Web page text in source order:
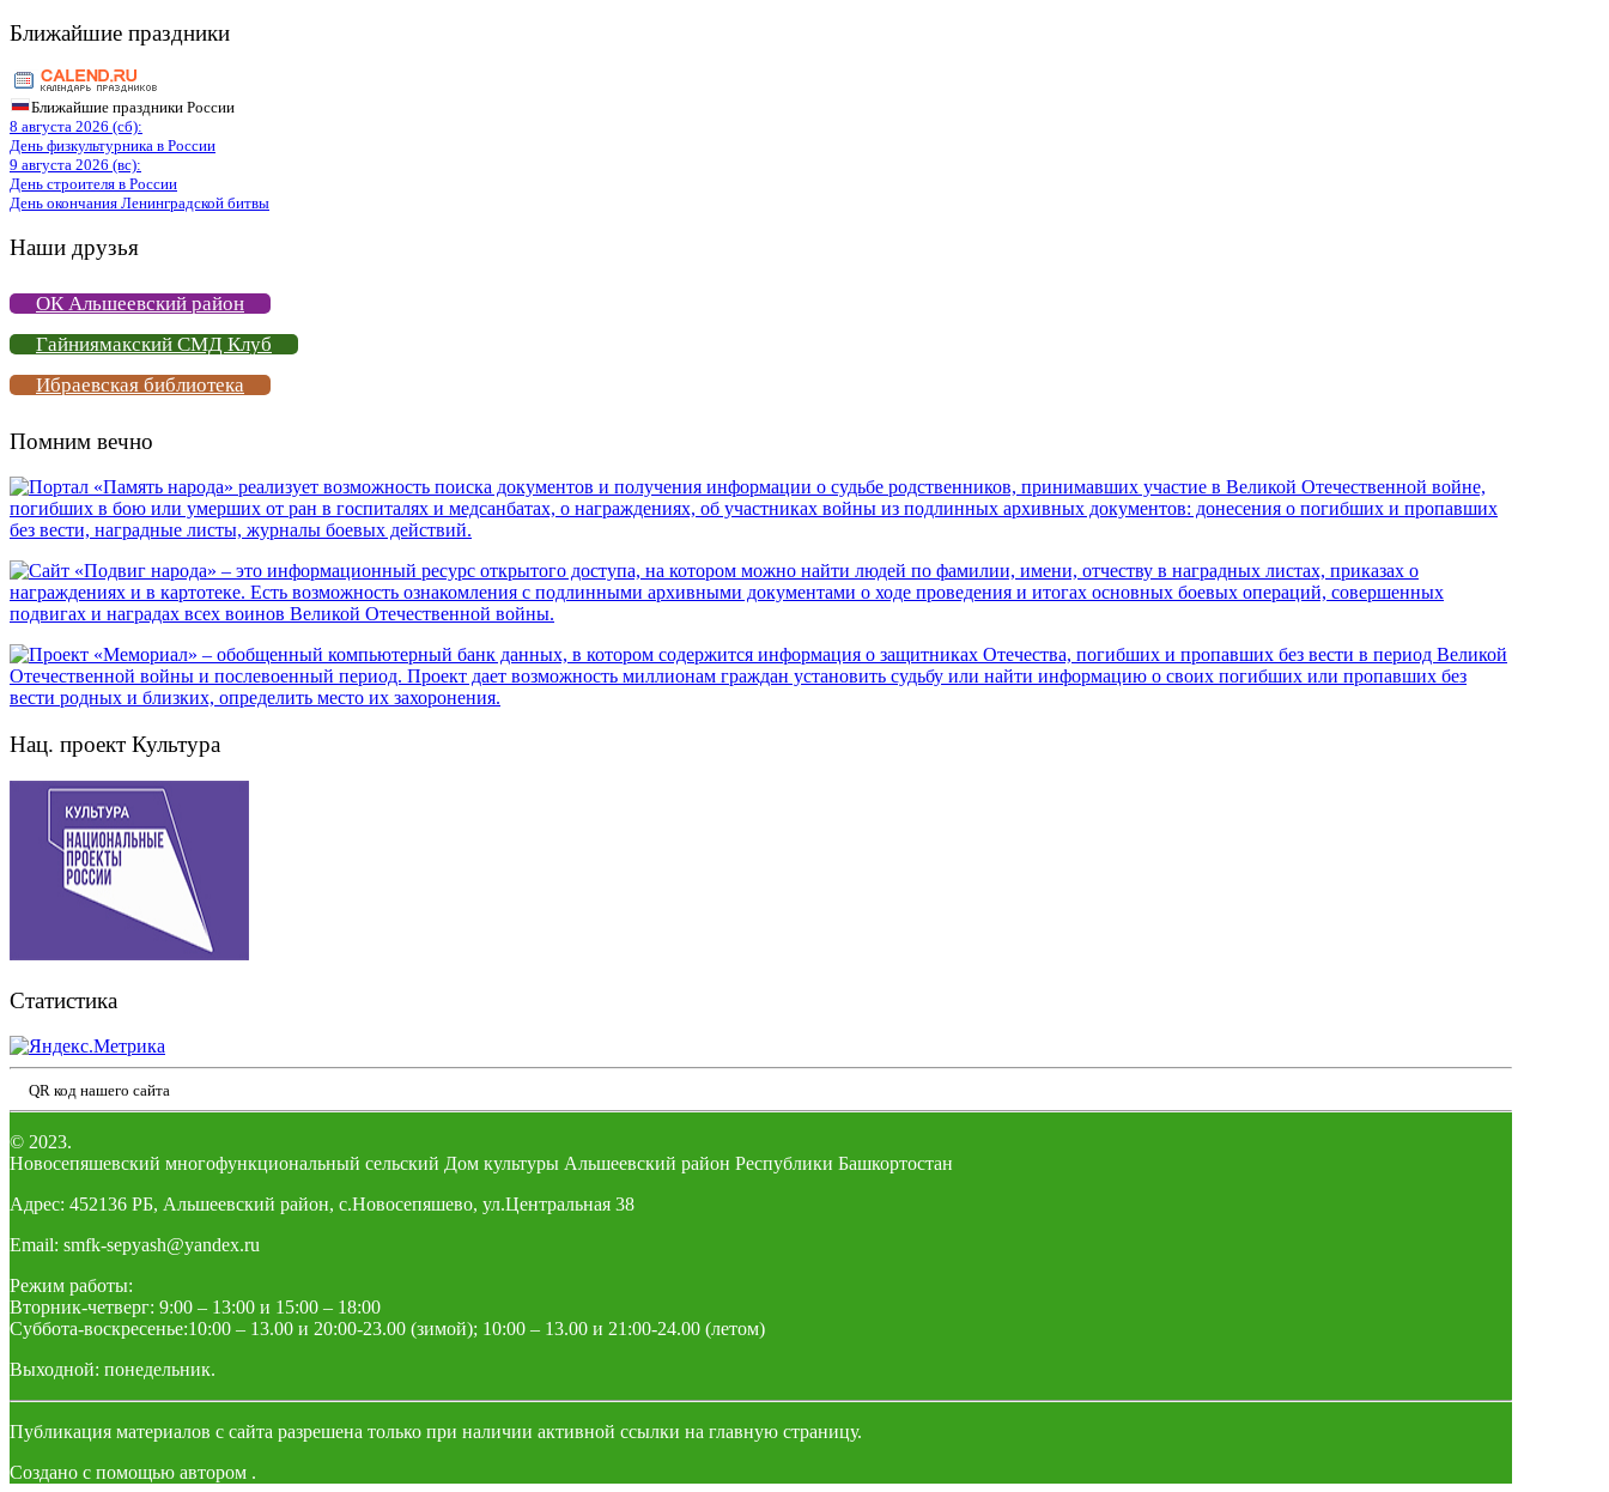
Ближайшие праздники
Ближайшие праздники России
8 августа 2026 (сб):
День физкультурника в России
9 августа 2026 (вс):
День строителя в России
День окончания Ленинградской битвы
Наши друзья
ОК Альшеевский район
Гайниямакский СМД Клуб
Ибраевская библиотека
Помним вечно
Нац. проект Культура
Статистика
QR код нашего сайта
© 2023.
Новосепяшевский многофункциональный сельский Дом культуры Альшеевский район Республики Башкортостан
Адрес: 452136 РБ, Альшеевский район, с.Новосепяшево, ул.Центральная 38
Email: smfk-sepyash@yandex.ru
Режим работы:
Вторник-четверг: 9:00 – 13:00 и 15:00 – 18:00
Суббота-воскресенье:10:00 – 13.00 и 20:00-23.00 (зимой); 10:00 – 13.00 и 21:00-24.00 (летом)
Выходной: понедельник.
Публикация материалов с сайта разрешена только при наличии активной ссылки на главную страницу.
Создано с помощью автором .